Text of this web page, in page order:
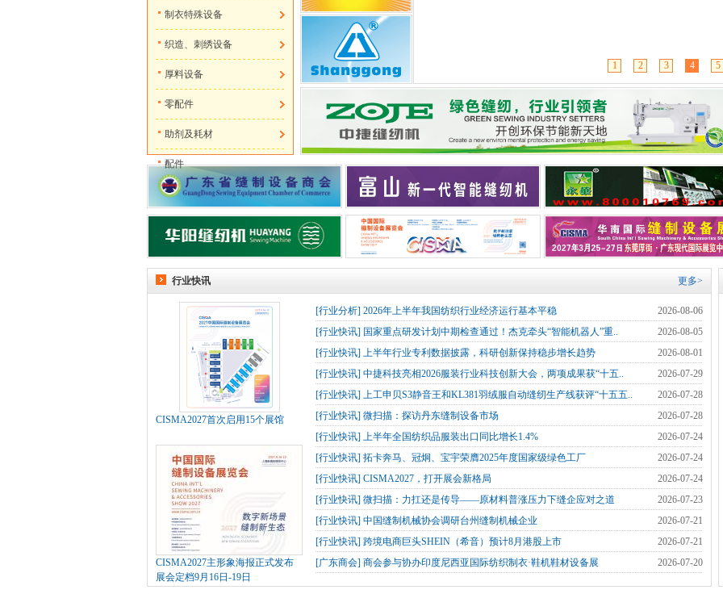
制衣特殊设备
织造、刺绣设备
厚料设备
零配件
助剂及耗材
配件
1 2 3 4 5
更多>
行业快讯
CISMA2027首次启用15个展馆
CISMA2027主形象海报正式发布
展会定档9月16日-19日
2026-08-06
[行业分析] 2026年上半年我国纺织行业经济运行基本平稳
2026-08-05
[行业快讯] 国家重点研发计划中期检查通过！杰克牵头“智能机器人”重..
2026-08-01
[行业快讯] 上半年行业专利数据披露，科研创新保持稳步增长趋势
2026-07-29
[行业快讯] 中捷科技亮相2026服装行业科技创新大会，两项成果获“十五..
2026-07-28
[行业快讯] 上工申贝S3静音王和KL381羽绒服自动缝纫生产线获评“十五五..
2026-07-28
[行业快讯] 微扫描：探访丹东缝制设备市场
2026-07-24
[行业快讯] 上半年全国纺织品服装出口同比增长1.4%
2026-07-24
[行业快讯] 拓卡奔马、冠炯、宝宇荣膺2025年度国家级绿色工厂
2026-07-24
[行业快讯] CISMA2027，打开展会新格局
2026-07-23
[行业快讯] 微扫描：力扛还是传导——原材料普涨压力下缝企应对之道
2026-07-21
[行业快讯] 中国缝制机械协会调研台州缝制机械企业
2026-07-21
[行业快讯] 跨境电商巨头SHEIN（希音）预计8月港股上市
2026-07-20
[广东商会] 商会参与协办印度尼西亚国际纺织制衣·鞋机鞋材设备展